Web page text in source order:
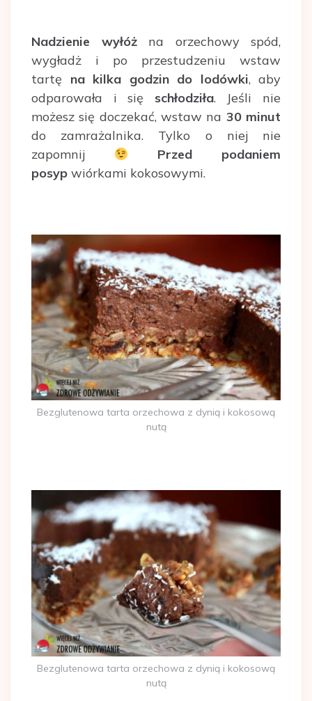
Nadzienie wyłóżna orzechowy spód,
wygładż i po przestudzeniu wstaw
tartę na kilka godzin do lodówki, aby
odparowała i się schłodziła. Jeśli nie
możesz się doczekać, wstaw na 30 minut
do zamrażalnika. Tylko o niej nie
zapomnij
Przed podaniem
posyp wiórkami kokosowymi.
Bezglutenowa tarta orzechowa z dynią i kokosową
nutą
Bezglutenowa tarta orzechowa z dynią i kokosową
nutą